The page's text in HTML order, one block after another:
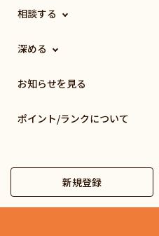
相談する
深める
お知らせを見る
ポイント/ランクについて
新規登録